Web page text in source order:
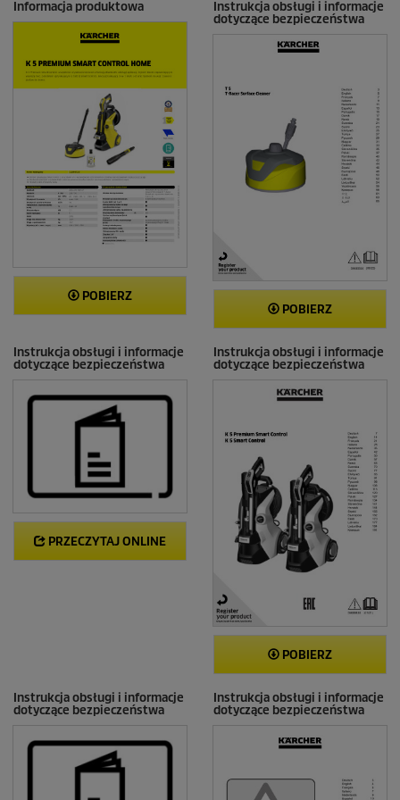
e
n
i
Informacja produktowa
POBIERZ
Instrukcja obsługi i informacje
dotyczące bezpieczeństwa
POBIERZ
Instrukcja obsługi i informacje
dotyczące bezpieczeństwa
PRZECZYTAJ ONLINE
Instrukcja obsługi i informacje
dotyczące bezpieczeństwa
POBIERZ
Instrukcja obsługi i informacje
dotyczące bezpieczeństwa
Instrukcja obsługi i informacje
dotyczące bezpieczeństwa